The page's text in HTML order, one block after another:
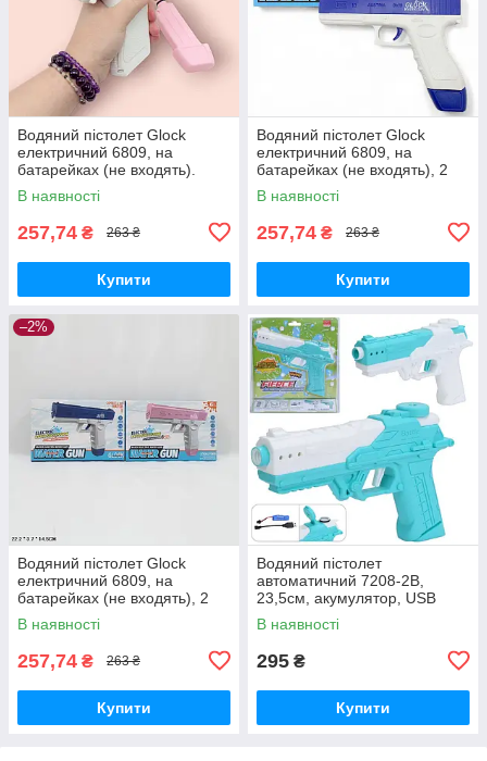
Водяний пістолет Glock
електричний 6809, на
батарейках (не входять).
Рожевого кольору
В наявності
257,74 ₴ 263 ₴
Купити
Водяний пістолет Glock
електричний 6809, на
батарейках (не входять), 2
кольори
В наявності
257,74 ₴ 263 ₴
Купити
–2%
Водяний пістолет Glock
електричний 6809, на
батарейках (не входять), 2
кольори
В наявності
257,74 ₴ 263 ₴
Купити
Водяний пістолет
автоматичний 7208-2B,
23,5см, акумулятор, USB
зарядне
В наявності
295 ₴
Купити